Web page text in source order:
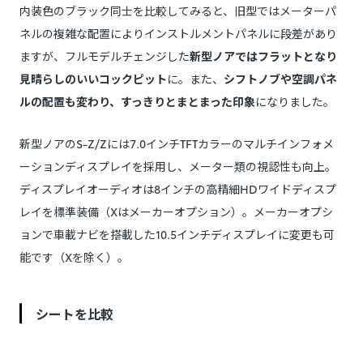
内装色のブラック同士を比較してみると、旧型ではメーターパ
ネルの複雑な配置によりインストルメントパネルに段差があり
ますが、フルモデルチェンジした新型ノアではフラットとなり
見晴らしのいいコックピットに。また、 シフトノブや空調パネ
ルの配置も変わり、すっきりとまとまった印象になりました。
新型ノアのS-Z/Zには7.0インチTFTカラーのマルチインフォメ
ーションディスプレイを採用し、メーター類の視認性も向上。
ディスプレイオーディオは8インチの高精細HDワイドディスプ
レイを標準装備（Xはメーカーオプション）。メーカーオプシ
ョンで車載ナビを搭載した10.5インチディスプレイに変更も可
能です（Xを除く）。
シートを比較